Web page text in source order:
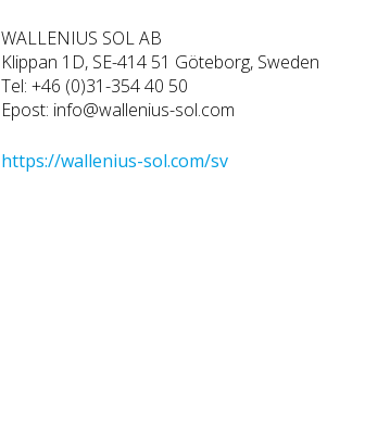
WALLENIUS SOL AB
Klippan 1D, SE-414 51 Göteborg, Sweden
Tel: +46 (0)31-354 40 50
Epost: info@wallenius-sol.com
https://wallenius-sol.com/sv